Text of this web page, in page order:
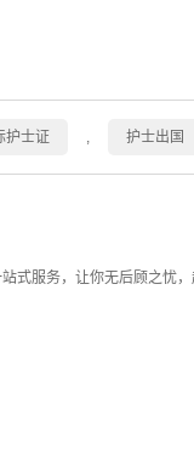
护士证 , 护士出国
式服务，让你无后顾之忧